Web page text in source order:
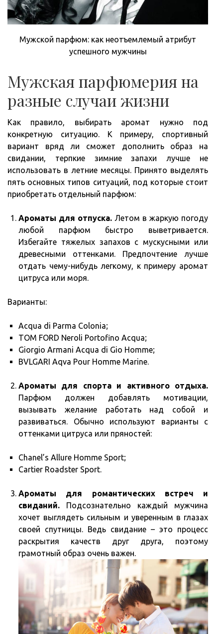
Мужской парфюм: как неотъемлемый атрибут
успешного мужчины
Мужская парфюмерия на
разные случаи жизни
Как правило, выбирать аромат нужно под
конкретную ситуацию. К примеру, спортивный
вариант вряд ли сможет дополнить образ на
свидании, терпкие зимние запахи лучше не
использовать в летние месяцы. Принято выделять
пять основных типов ситуаций, под которые стоит
приобретать отдельный парфюм:
Ароматы для отпуска. Летом в жаркую погоду
любой парфюм быстро выветривается.
Избегайте тяжелых запахов с мускусными или
древесными оттенками. Предпочтение лучше
отдать чему-нибудь легкому, к примеру аромат
цитруса или моря.
Варианты:
Acqua di Parma Colonia;
TOM FORD Neroli Portofino Acqua;
Giorgio Armani Acqua di Gio Homme;
BVLGARI Aqva Pour Homme Marine.
Ароматы для спорта и активного отдыха.
Парфюм должен добавлять мотивации,
вызывать желание работать над собой и
развиваться. Обычно используют варианты с
оттенками цитруса или пряностей:
Chanel’s Allure Homme Sport;
Cartier Roadster Sport.
Ароматы для романтических встреч и
свиданий. Подсознательно каждый мужчина
хочет выглядеть сильным и уверенным в глазах
своей спутницы. Ведь свидание – это процесс
раскрытия качеств друг друга, поэтому
грамотный образ очень важен.